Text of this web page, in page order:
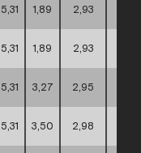
5,31 1,89 2,93
5,31 1,89 2,93
5,31 3,27 2,95
5,31 3,50 2,98